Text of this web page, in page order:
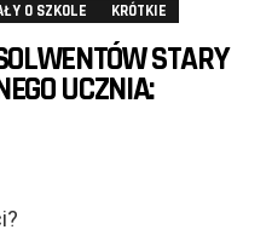
O SZKOLE KRÓTKIE
STARY
UCZNIA: